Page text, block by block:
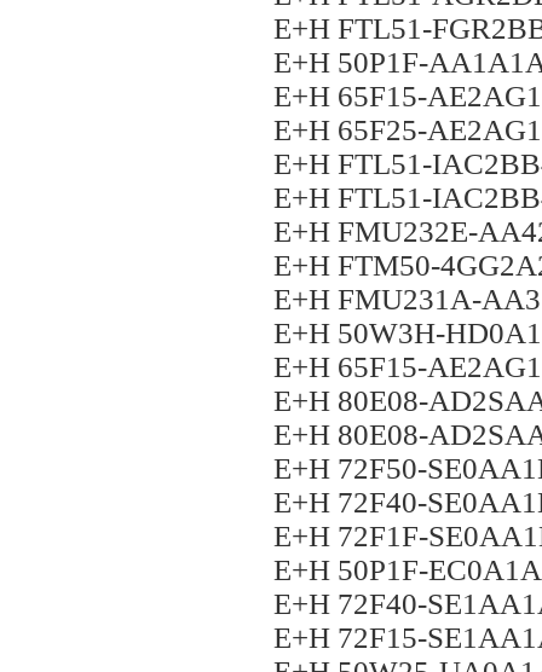
E+H FTL51-
E+H 50P1F-
E+H 65F15-
E+H 65F25-
E+H FTL51-
E+H FTL51-
E+H FMU232E-
E+H FTM50-
E+H FMU231A-
E+H 50W3H-
E+H 65F15-
E+H 80E08-
E+H 80E08-
E+H 72F50-
E+H 72F40-
E+H 72F1F-
E+H 50P1F-
E+H 72F40-
E+H 72F15-